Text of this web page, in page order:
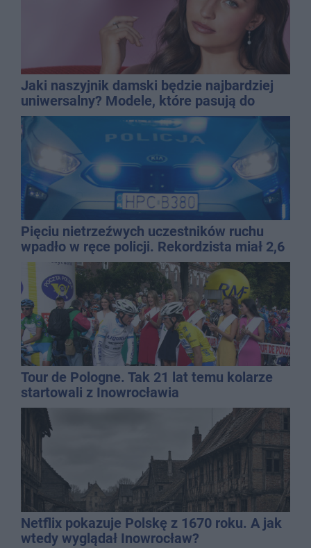
Jaki naszyjnik damski będzie najbardziej
uniwersalny? Modele, które pasują do
wielu stylizacji
Pięciu nietrzeźwych uczestników ruchu
wpadło w ręce policji. Rekordzista miał 2,6
promila
Tour de Pologne. Tak 21 lat temu kolarze
startowali z Inowrocławia
Netflix pokazuje Polskę z 1670 roku. A jak
wtedy wyglądał Inowrocław?